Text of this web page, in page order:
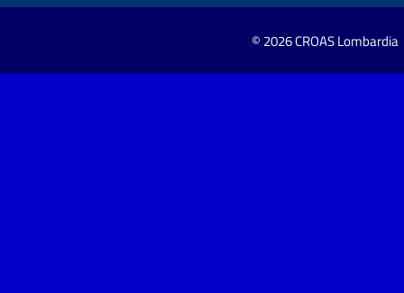
© 2026 CROAS Lombardia